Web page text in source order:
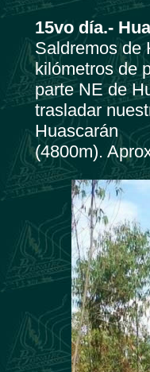
15vo día.-
Saldremos de
kilómetros de
parte NE de
trasladar
Huascarán
(4800m).